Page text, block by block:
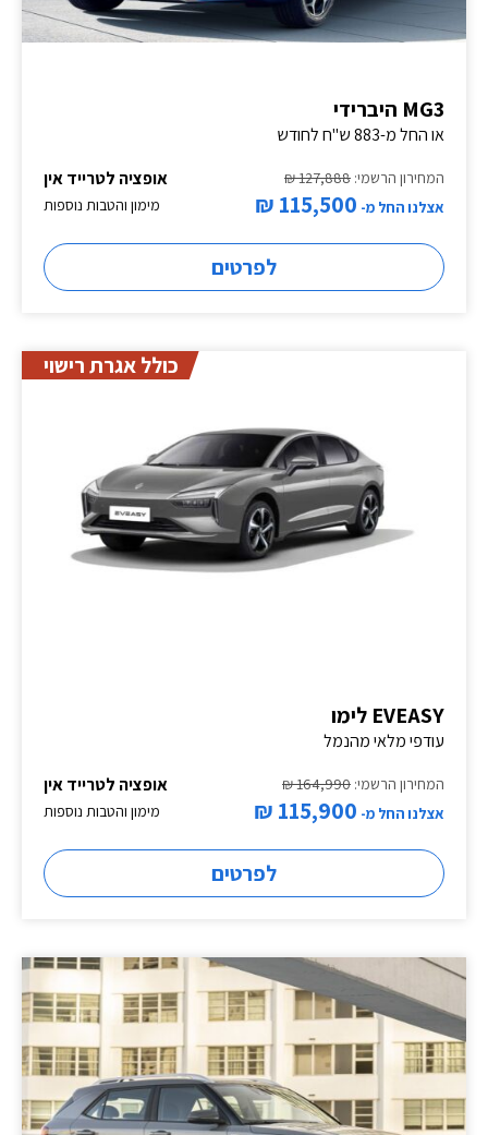
MG3 היברידי
או החל מ-883 ש"ח לחודש
אופציה לטרייד אין
המחירון הרשמי: 127,888 ₪
מימון והטבות נוספות
אצלנו החל מ- 115,500 ₪
לפרטים
כולל אגרת רישוי
EVEASY לימו
עודפי מלאי מהנמל
אופציה לטרייד אין
המחירון הרשמי: 164,990 ₪
מימון והטבות נוספות
אצלנו החל מ- 115,900 ₪
לפרטים